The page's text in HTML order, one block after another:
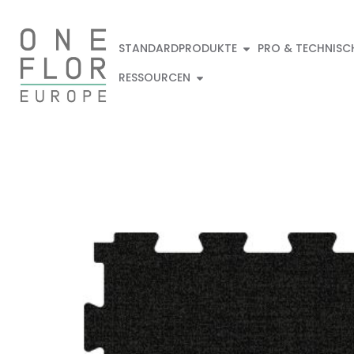
STANDARDPRODUKTE
PRO &
RESSOURCEN